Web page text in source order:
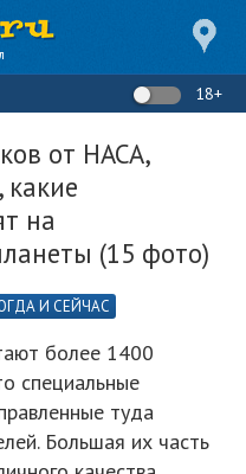
18+
от НАСА,
на
(15 фото)
И СЕЙЧАС
более 1400
специальные
туда
Большая их часть